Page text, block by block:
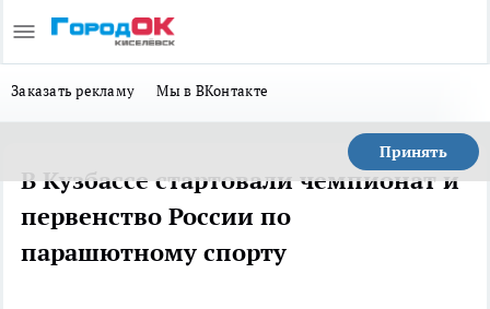
Заказать рекламу Мы в ВКонтакте
Принять
В Кузбассе стартовали чемпионат и
первенство России по
парашютному спорту